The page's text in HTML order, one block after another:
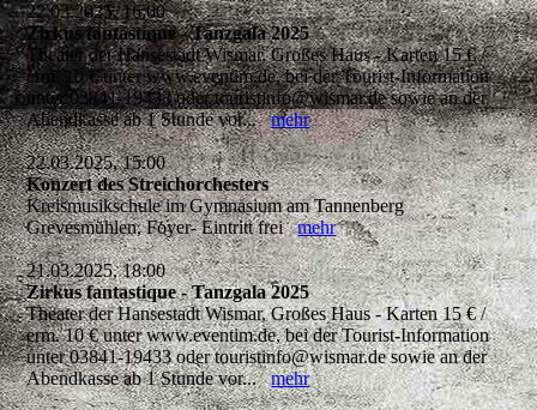
22.03.2025, 16:00
Zirkus fantastique - Tanzgala 2025
Theater der Hansestadt Wismar, Großes Haus - Karten 15 € /
erm. 10 € unter www.eventim.de, bei der Tourist-Information
unter 03841-19433 oder touristinfo@wismar.de sowie an der
Abendkasse ab 1 Stunde vor...mehr
22.03.2025, 15:00
Konzert des Streichorchesters
Kreismusikschule im Gymnasium am Tannenberg
Grevesmühlen, Foyer- Eintritt freimehr
21.03.2025, 18:00
Zirkus fantastique - Tanzgala 2025
Theater der Hansestadt Wismar, Großes Haus - Karten 15 € /
erm. 10 € unter www.eventim.de, bei der Tourist-Information
unter 03841-19433 oder touristinfo@wismar.de sowie an der
Abendkasse ab 1 Stunde vor...mehr